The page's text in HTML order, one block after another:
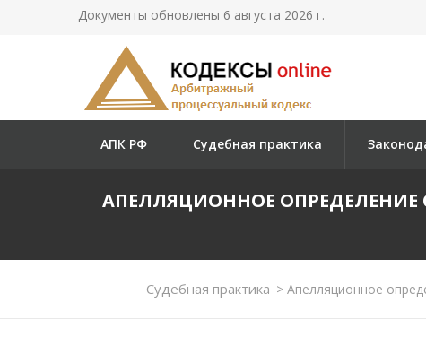
Документы обновлены 6 августа 2026 г.
АПК РФ Судебная практика
АПЕЛЛЯЦИОННОЕ
Судебная практика >Апелляционное